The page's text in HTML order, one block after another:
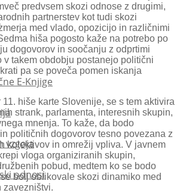
E-Knjige
vzgoja
odnosi
predvsem skozi odnose z drugimi,
partnerstev kot tudi skozi
med vlado, opozicijo in različnimi
hiša pogosto kaže na potrebo po
dogovorov in soočanju z odprtimi
v takem obdobju postanejo politični
pa se poveča pomen iskanja
hiše karte Slovenije, se s tem aktivira
strank, parlamenta, interesnih skupin,
mnenja. To kaže, da bodo
političnih dogovorov tesno povezana z
kolektivov in omrežij vpliva. V javnem
vloga organiziranih skupin,
pobud, medtem ko se bodo
bolj oblikovale skozi dinamiko med
zavezništvi.